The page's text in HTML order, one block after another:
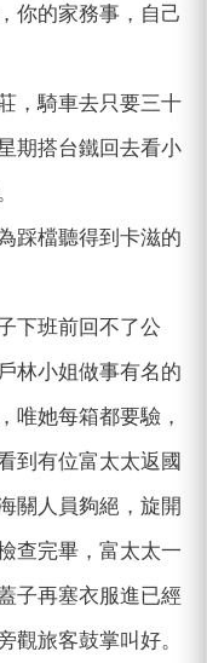
你的家務事，自己
，騎車去只要三十
期搭台鐵回去看小
踩檔聽得到卡滋的
下班前回不了公
林小姐做事有名的
唯她每箱都要驗，
到有位富太太返國
關人員夠絕，旋開
查完畢，富太太一
子再塞衣服進已經
觀旅客鼓掌叫好。